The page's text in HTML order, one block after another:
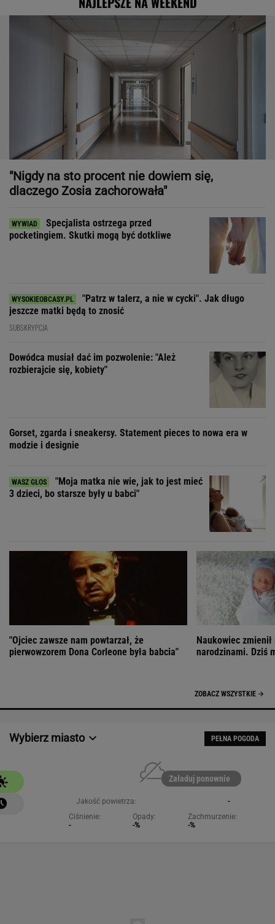
"Nigdy na sto procent nie dowiem się,
dlaczego Zosia zachorowała"
Specjalista ostrzega przed
pocketingiem. Skutki mogą być dotkliwe
"Patrz w talerz, a nie w cycki". Jak długo
jeszcze matki będą to znosić
SUBSKRYPCJA
Dowódca musiał dać im pozwolenie: "Ależ
rozbierajcie się, kobiety"
Gorset, zgarda i sneakersy. Statement pieces to nowa era w
modzie i designie
"Moja matka nie wie, jak to jest mieć
3 dzieci, bo starsze były u babci"
"Ojciec zawsze nam powtarzał, że
pierwowzorem Dona Corleone była babcia"
Naukowiec
narodzinami. Dziś
ZOBACZ WSZYSTKIE
Wybierz miasto PEŁNA POGODA
Załaduj ponownie
Jakość powietrza:
-
Ciśnienie:
-
Opady:
-%
Zachmurzenie:
-%